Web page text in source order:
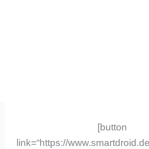
[button
link=“https://